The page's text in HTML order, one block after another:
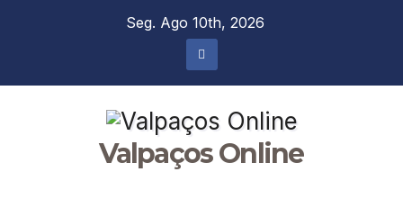
Seg. Ago 10th, 2026
Valpaços Online